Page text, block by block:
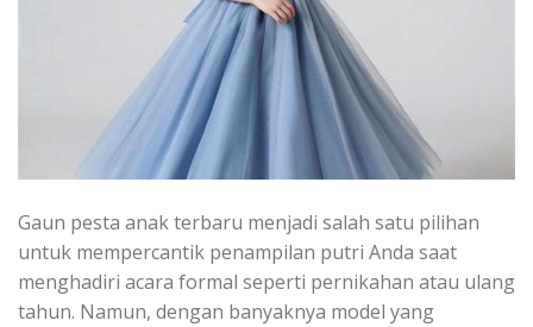
Gaun pesta anak terbaru menjadi salah satu pilihan
untuk mempercantik penampilan putri Anda saat
menghadiri acara formal seperti pernikahan atau ulang
tahun. Namun, dengan banyaknya model yang